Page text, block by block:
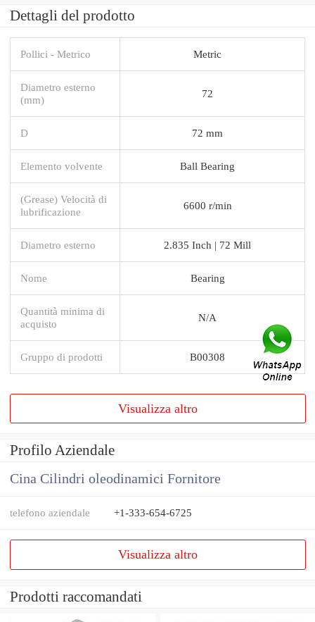
Dettagli del prodotto
Pollici - Metrico Metric
Diametro esterno
(mm)
72
D 72 mm
Elemento volvente Ball Bearing
(Grease) Velocità di
lubrificazione
6600 r/min
Diametro esterno 2.835 Inch | 72 Mill
Nome Bearing
Quantità minima di
acquisto
N/A
Gruppo di prodotti B00308
Visualizza altro
Profilo Aziendale
Cina Cilindri oleodinamici Fornitore
telefono aziendale +1-333-654-6725
Visualizza altro
Prodotti raccomandati